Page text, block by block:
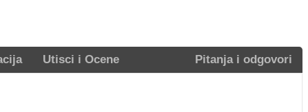
Utisci i Ocene Pitanja i odgovori